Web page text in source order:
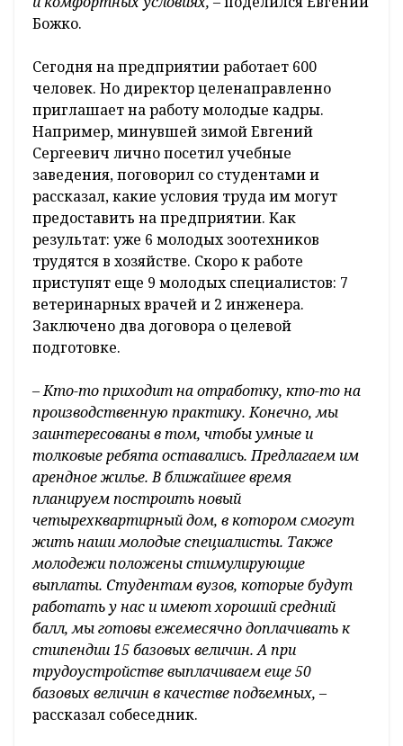
Божко.
Сегодня на предприятии работает 600
человек. Но директор целенаправленно
приглашает на работу молодые кадры.
Например, минувшей зимой Евгений
Сергеевич лично посетил учебные
заведения, поговорил со студентами и
рассказал, какие условия труда им могут
предоставить на предприятии. Как
результат: уже 6 молодых зоотехников
трудятся в хозяйстве. Скоро к работе
приступят еще 9 молодых специалистов: 7
ветеринарных врачей и 2 инженера.
Заключено два договора о целевой
подготовке.
– Кто-то приходит на отработку, кто-то на
производственную практику. Конечно, мы
заинтересованы в том, чтобы умные и
толковые ребята оставались. Предлагаем им
арендное жилье. В ближайшее время
планируем построить новый
четырехквартирный дом, в котором смогут
жить наши молодые специалисты. Также
молодежи положены стимулирующие
выплаты. Студентам вузов, которые будут
работать у нас и имеют хороший средний
балл, мы готовы ежемесячно доплачивать к
стипендии 15 базовых величин. А при
трудоустройстве выплачиваем еще 50
базовых величин в качестве подъемных, –
рассказал собеседник.